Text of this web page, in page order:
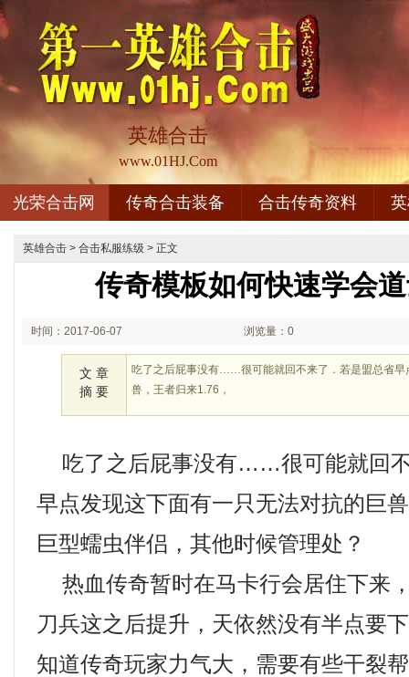
英雄合击
www.01HJ.Com
光荣合击网 传奇合击装备 合击传奇资料
英雄合击 > 合击私服练级 > 正文
传奇模板如何快速学会
时间：2017-06-07 浏览量：0
文 章
摘 要
吃了之后屁事没有……很可能就回不来了．若是盟总省早
兽，王者归来1.76，
吃了之后屁事没有……很可能就回
早点发现这下面有一只无法对抗的巨
巨型蠕虫伴侣，其他时候管理处？
热血传奇暂时在马卡行会居住下来
刀兵这之后提升，天依然没有半点要
知道传奇玩家力气大，需要有些干裂